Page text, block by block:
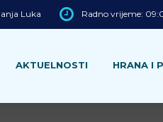
Luka Radno vrijeme:
AKTUELNOSTI HRANA I